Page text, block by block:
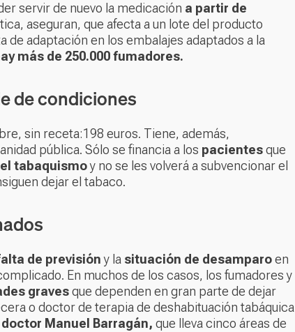
servir de nuevo la medicación a partir de
aseguran, que afecta a un lote del producto
de adaptación en los embalajes adaptados a la
más de 250.000 fumadores.
de condiciones
sin receta:198 euros. Tiene, además,
pública. Sólo se financia a los pacientesque
tabaquismoy no se les volverá a subvencionar el
dejar el tabaco.
de previsióny la situación de desamparoen
En muchos de los casos, los fumadores y
gravesque dependen en gran parte de dejar
o doctor de terapia de deshabituación tabáquica
doctor Manuel Barragán, que lleva cinco áreas de